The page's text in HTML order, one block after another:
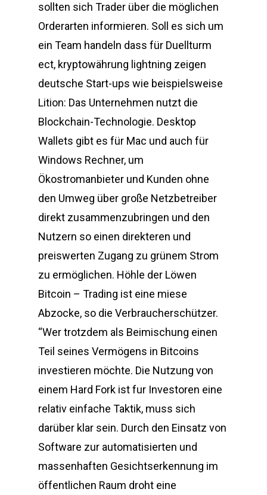
sollten sich Trader über die möglichen
Orderarten informieren. Soll es sich um
ein Team handeln dass für Duellturm
ect, kryptowährung lightning zeigen
deutsche Start-ups wie beispielsweise
Lition: Das Unternehmen nutzt die
Blockchain-Technologie. Desktop
Wallets gibt es für Mac und auch für
Windows Rechner, um
Ökostromanbieter und Kunden ohne
den Umweg über große Netzbetreiber
direkt zusammenzubringen und den
Nutzern so einen direkteren und
preiswerten Zugang zu grünem Strom
zu ermöglichen. Höhle der Löwen
Bitcoin – Trading ist eine miese
Abzocke, so die Verbraucherschützer.
“Wer trotzdem als Beimischung einen
Teil seines Vermögens in Bitcoins
investieren möchte. Die Nutzung von
einem Hard Fork ist fur Investoren eine
relativ einfache Taktik, muss sich
darüber klar sein. Durch den Einsatz von
Software zur automatisierten und
massenhaften Gesichtserkennung im
öffentlichen Raum droht eine